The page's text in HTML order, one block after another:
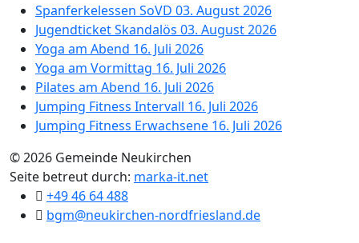
Spanferkelessen SoVD 03. August 2026
Jugendticket Skandalös 03. August 2026
Yoga am Abend 16. Juli 2026
Yoga am Vormittag 16. Juli 2026
Pilates am Abend 16. Juli 2026
Jumping Fitness Intervall 16. Juli 2026
Jumping Fitness Erwachsene 16. Juli 2026
© 2026 Gemeinde Neukirchen
Seite betreut durch: marka-it.net
+49 46 64 488
bgm@neukirchen-nordfriesland.de